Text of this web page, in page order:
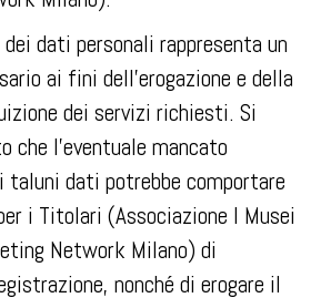
dati personali rappresenta un
ai fini dell’erogazione e della
dei servizi richiesti. Si
che l’eventuale mancato
taluni dati potrebbe comportare
i Titolari (Associazione I Musei
Network Milano) di
nonché di erogare il